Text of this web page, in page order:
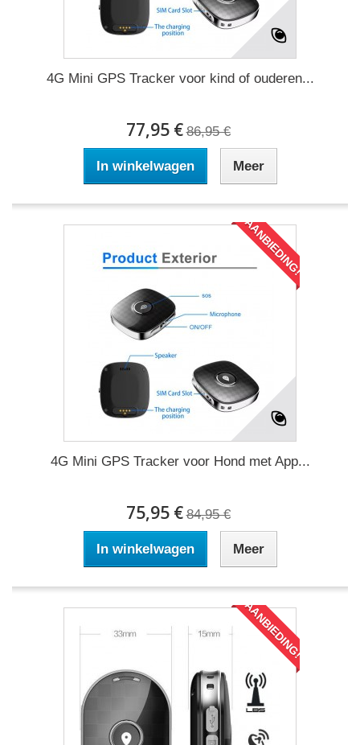
4G Mini GPS Tracker voor kind of ouderen...
77,95 € 86,95 €
In winkelwagen Meer
AANBIEDING!
4G Mini GPS Tracker voor Hond met App...
75,95 € 84,95 €
In winkelwagen Meer
AANBIEDING!